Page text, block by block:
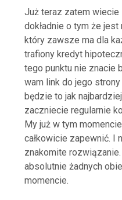
Już teraz zatem wiecie
dokładnie o tym że jest
który zawsze ma dla
trafiony kredyt
tego punktu nie znacie
wam link do jego strony
będzie to jak
zaczniecie regularnie
My już w tym
całkowicie zapewnić. I
znakomite
absolutnie żadnych
momencie.